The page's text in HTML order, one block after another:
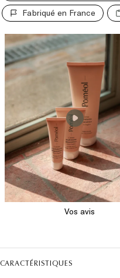
Fabriqué en France
CARACTÉRISTIQUES